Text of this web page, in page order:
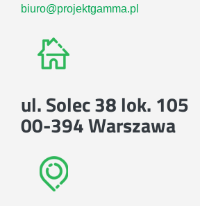
biuro@projektgamma.pl
ul. Solec 38 lok. 105
00-394 Warszawa